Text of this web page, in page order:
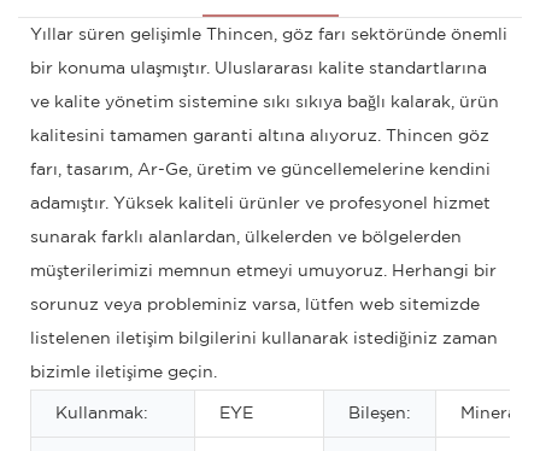
Yıllar süren gelişimle Thincen, göz farı sektöründe önemli
bir konuma ulaşmıştır. Uluslararası kalite standartlarına
ve kalite yönetim sistemine sıkı sıkıya bağlı kalarak, ürün
kalitesini tamamen garanti altına alıyoruz. Thincen göz
farı, tasarım, Ar-Ge, üretim ve güncellemelerine kendini
adamıştır. Yüksek kaliteli ürünler ve profesyonel hizmet
sunarak farklı alanlardan, ülkelerden ve bölgelerden
müşterilerimizi memnun etmeyi umuyoruz. Herhangi bir
sorunuz veya probleminiz varsa, lütfen web sitemizde
listelenen iletişim bilgilerini kullanarak istediğiniz zaman
bizimle iletişime geçin.
Kullanmak: EYE Bileşen: Mineral